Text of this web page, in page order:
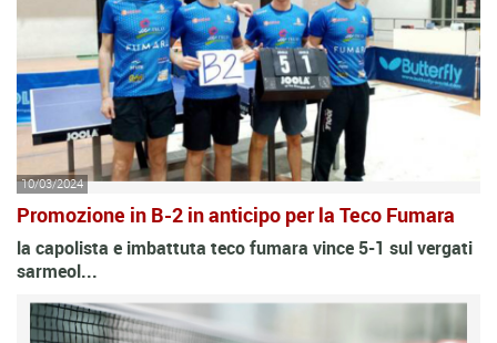
10/03/2024
Promozione in B-2 in anticipo per la Teco Fumara
la capolista e imbattuta teco fumara vince 5-1 sul vergati
sarmeol...